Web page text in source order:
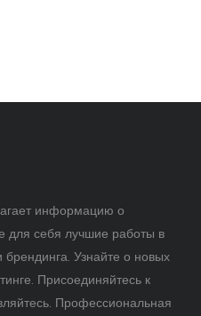
информацию о
для себя лучшие работы в
брендинга. Узнайте о новых
Присоединяйтесь к
Профессиональная